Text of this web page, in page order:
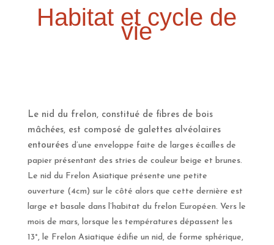
Habitat et cycle de
vie
Le nid du frelon, constitué de fibres de bois
mâchées, est composé de galettes alvéolaires
entourées d’une enveloppe faite de larges écailles de
papier présentant des stries de couleur beige et brunes.
Le nid du Frelon Asiatique présente une petite
ouverture (4cm) sur le côté alors que cette dernière est
large et basale dans l’habitat du frelon Européen. Vers le
mois de mars, lorsque les températures dépassent les
13°, le Frelon Asiatique édifie un nid, de forme sphérique,